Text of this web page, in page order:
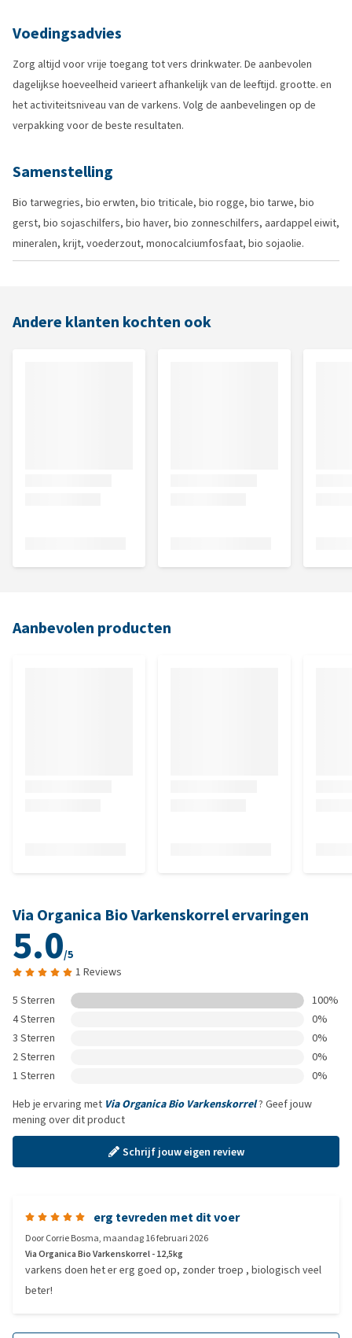
Voedingsadvies
Zorg altijd voor vrije toegang tot vers drinkwater. De aanbevolen
dagelijkse hoeveelheid varieert afhankelijk van de leeftijd. grootte. en
het activiteitsniveau van de varkens. Volg de aanbevelingen op de
verpakking voor de beste resultaten.
Samenstelling
Bio tarwegries, bio erwten, bio triticale, bio rogge, bio tarwe, bio
gerst, bio sojaschilfers, bio haver, bio zonneschilfers, aardappel eiwit,
mineralen, krijt, voederzout, monocalciumfosfaat, bio sojaolie.
Andere klanten kochten ook
Aanbevolen producten
Via Organica Bio Varkenskorrel ervaringen
5.0/5
1 Reviews
5 Sterren
100%
4 Sterren
0%
3 Sterren
0%
2 Sterren
0%
1 Sterren
0%
Heb je ervaring met Via Organica Bio Varkenskorrel? Geef jouw
mening over dit product
Schrijf jouw eigen review
erg tevreden met dit voer
DoorCorrie Bosma, maandag 16 februari 2026
Via Organica Bio Varkenskorrel - 12,5kg
varkens doen het er erg goed op, zonder troep , biologisch veel
beter!